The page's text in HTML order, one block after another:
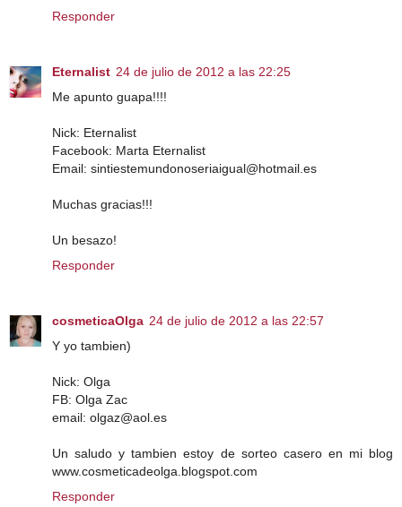
Responder
Eternalist 24 de julio de 2012 a las 22:25
Me apunto guapa!!!!
Nick: Eternalist
Facebook: Marta Eternalist
Email: sintiestemundonoseriaigual@hotmail.es
Muchas gracias!!!
Un besazo!
Responder
cosmeticaOlga 24 de julio de 2012 a las 22:57
Y yo tambien)
Nick: Olga
FB: Olga Zac
email: olgaz@aol.es
Un saludo y tambien estoy de sorteo casero en mi blog
www.cosmeticadeolga.blogspot.com
Responder